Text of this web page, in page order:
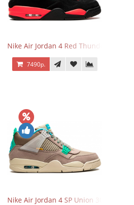
Nike Air Jordan 4 Red Thunder
7490р.
Nike Air Jordan 4 SP Union 30th